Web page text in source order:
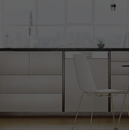
ประเทศไทย
Україна